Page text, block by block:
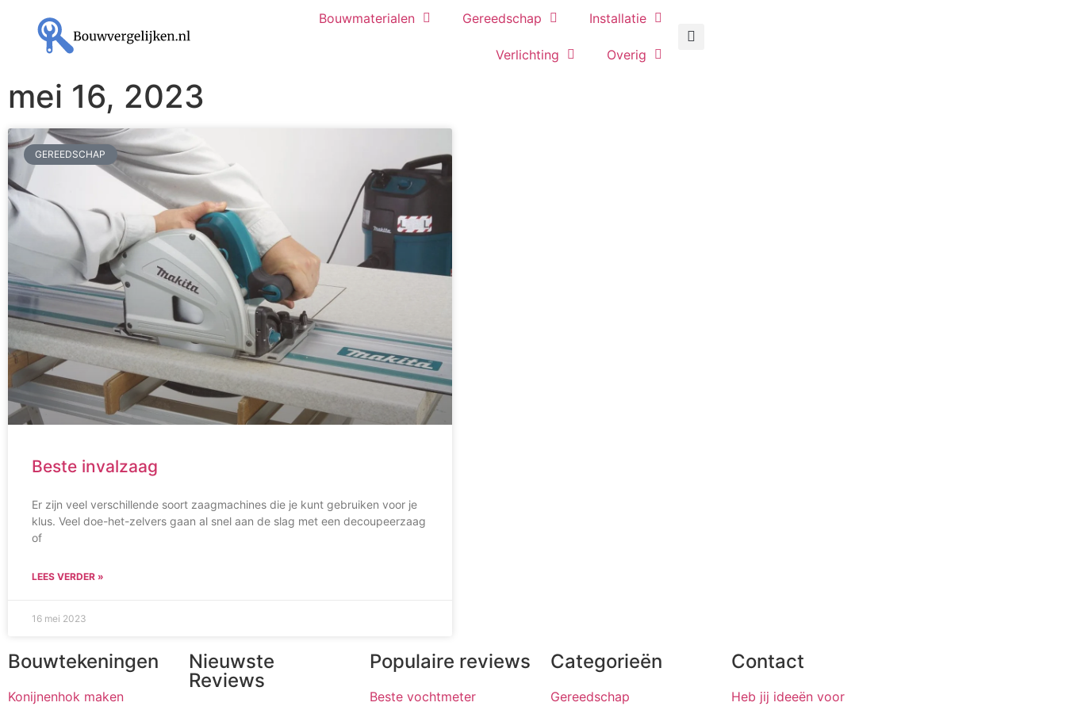
Bouwmaterialen Gereedschap Installatie
Verlichting Overig
mei 16, 2023
GEREEDSCHAP
Beste invalzaag
Er zijn veel verschillende soort zaagmachines die je kunt gebruiken voor je
klus. Veel doe-het-zelvers gaan al snel aan de slag met een decoupeerzaag
of
LEES VERDER »
16 mei 2023
Bouwtekeningen
Konijnenhok maken
Nieuwste
Reviews
Populaire reviews
Beste vochtmeter
Categorieën
Gereedschap
Contact
Heb jij ideeën voor